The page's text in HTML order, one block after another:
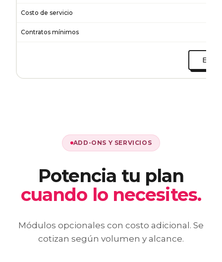
Costo de servicio
Contratos mínimos
ADD-ONS Y SERVICIOS
Potencia tu plan
cuando lo necesites.
Módulos opcionales con costo adicional. Se
cotizan según volumen y alcance.